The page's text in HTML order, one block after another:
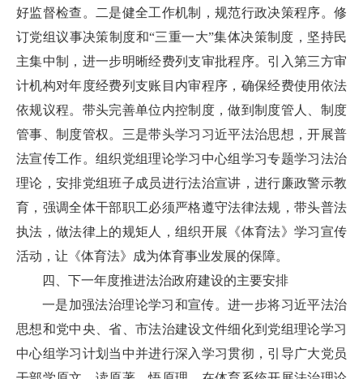
好监督检查。二是健全工作机制，规范行政决策程序。修
订党组议事决策制度和“三重一大”集体决策制度，坚持民
主集中制，进一步明晰经费列支审批程序。引入第三方审
计机构对年度经费列支账目内审程序，确保经费使用依法
依规议程。带头完善单位内控制度，做到制度管人、制度
管事、制度管权。三是带头学习习近平法治思想，开展普
法宣传工作。组织党组理论学习中心组学习专题学习法治
理论，安排党组班子成员进行法治宣讲，进行廉政警示教
育，强调全体干部职工必须严格遵守法律法规，带头普法
执法，做法律上的规矩人，组织开展《体育法》学习宣传
活动，让《体育法》成为体育事业发展的保障。
四、下一年度推进法治政府建设的主要安排
一是加强法治理论学习和宣传。进一步将习近平法治
思想和党中央、省、市法治建设文件细化到党组理论学习
中心组学习计划当中并进行深入学习贯彻，引导广大党员